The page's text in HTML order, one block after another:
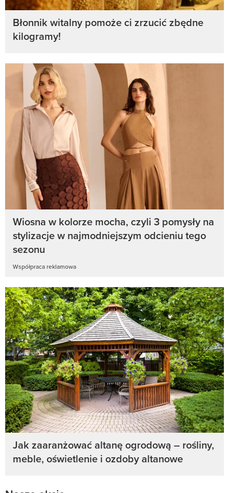
Błonnik witalny pomoże ci zrzucić zbędne
kilogramy!
Wiosna w kolorze mocha, czyli 3 pomysły na
stylizacje w najmodniejszym odcieniu tego
sezonu
Współpraca reklamowa
Jak zaaranżować altanę ogrodową – rośliny,
meble, oświetlenie i ozdoby altanowe